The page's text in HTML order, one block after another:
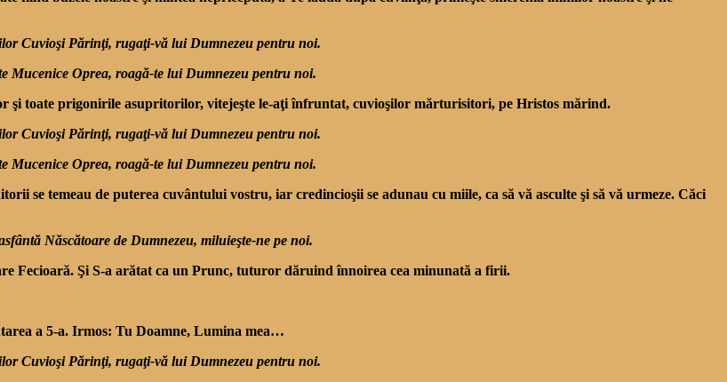
Cuvioşi Părinţi, rugaţi-vă lui Dumnezeu pentru noi.
Mucenice Oprea, roagă-te lui Dumnezeu pentru noi.
toate pri­gonirile asupritorilor, vitejeşte le-aţi înfruntat, cuvioşilor măr­turisitori, pe Hristos mărind.
Cuvioşi Părinţi, rugaţi-vă lui Dumnezeu pentru noi.
Mucenice Oprea, roagă-te lui Dumnezeu pentru noi.
se temeau de puterea cuvântului vostru, iar credincioşii se adunau cu miile, ca să vă asculte şi să vă urmeze. Căci
Născătoare de Dumnezeu, miluieşte-ne pe noi.
Fecioară. Şi S-a arătat ca un Prunc, tu­turor dăruind înnoirea cea mi­nunată a firii.
a 5-a. Irmos: Tu Doamne, Lumina mea…
Cuvioşi Părinţi, rugaţi-vă lui Dumnezeu pentru noi.